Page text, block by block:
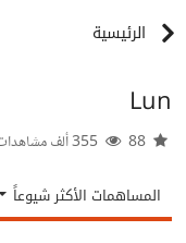
الرئيسية
Lun
المساهمات الأكثر شيوعاً